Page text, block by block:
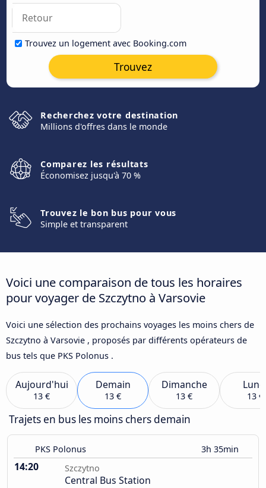
Trouvez un logement avec Booking.com
Trouvez
Recherchez votre destination
Millions d'offres dans le monde
Comparez les résultats
Économisez jusqu'à 70 %
Trouvez le bon bus pour vous
Simple et transparent
Voici une comparaison de tous les horaires
pour voyager de Szczytno à Varsovie
Voici une sélection des prochains voyages les moins chers de
Szczytno à Varsovie , proposés par différents opérateurs de
bus tels que PKS Polonus .
Aujourd'hui
13 €
Demain
13 €
Dimanche
13 € 13 €
Trajets en bus les moins chers demain
PKS Polonus 3h 35min
14:20 Szczytno
Central Bus Station